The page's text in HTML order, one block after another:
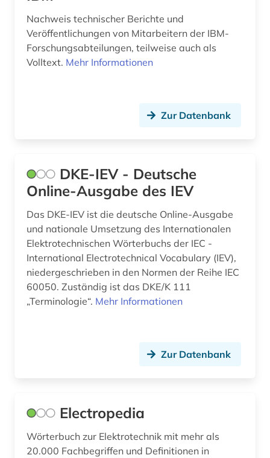
meereskunde (2)
mehrsprachig&gt (1)
nanophotonik (1)
nanotechnologie (2)
netzwerke (2)
neue medien (1)
numerische mathematik (1)
programmierung (1)
Nachweis technischer Berichte und
Veröffentlichungen von Mitarbeitern der IBM-
Forschungsabteilungen, teilweise auch als
Volltext. Mehr Informationen
Zur Datenbank
DKE-IEV - Deutsche
Online-Ausgabe des IEV
Das DKE-IEV ist die deutsche Online-Ausgabe
und nationale Umsetzung des Internationalen
Elektrotechnischen Wörterbuchs der IEC -
International Electrotechnical Vocabulary (IEV),
niedergeschrieben in den Normen der Reihe IEC
60050. Zuständig ist das DKE/K 111
„Terminologie“. Mehr Informationen
Zur Datenbank
Electropedia
Wörterbuch zur Elektrotechnik mit mehr als
20.000 Fachbegriffen und Definitionen in